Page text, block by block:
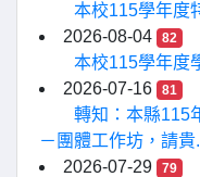
本校115學年度
2026-08-04
82
本校115學年度
2026-07-16
81
轉知：本縣115
－團體工作坊，請貴
2026-07-29
79